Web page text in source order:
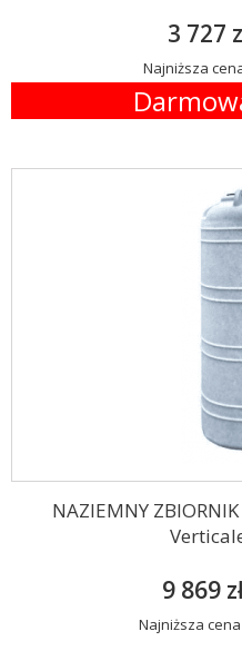
3 727
Najniższa
NAZIEMNY
9 869
Najniższa cena